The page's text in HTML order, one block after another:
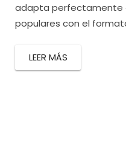
adapta perfectamente
populares con el
LEER MÁS